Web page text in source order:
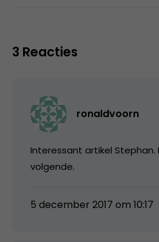
3 Reacties
ronaldvoorn
Interessant artikel Stephan.
volgende.
5 december 2017 om 10:17